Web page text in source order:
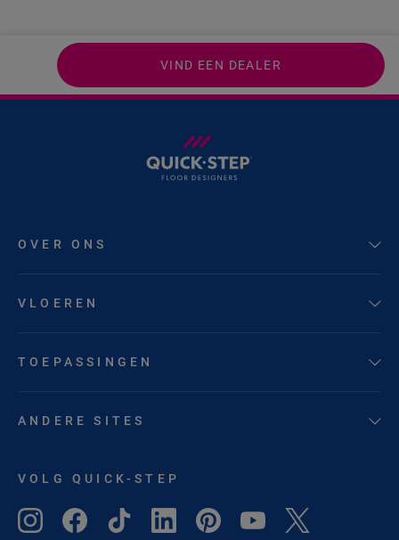
VIND EEN DEALER
OVER ONS
VLOEREN
TOEPASSINGEN
ANDERE SITES
VOLG QUICK-STEP